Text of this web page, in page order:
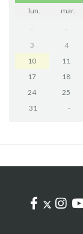
lun. mar.
- -
3
4
10
11
17
18
24
25
31
-